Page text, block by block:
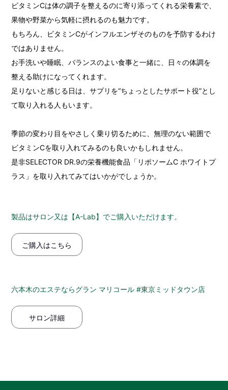
ビタミンCは体の調子を整えるのに寄り添ってくれる栄養素で、
果物や野菜から気軽に摂れるのも魅力です。
もちろん、ビタミンCがインフルエンザそのものを予防するわけ
ではありません。
お手洗いや睡眠、バランスのよい食事と一緒に、日々の体調を
整える助けになってくれます。
足りないと感じる日は、サプリを“ちょっとしたサポート役”とし
て取り入れる人もいます。
季節の変わり目をやさしく乗り切るために、無理のない範囲で
ビタミンCを取り入れてみるのも良いかもしれません。
是非SELECTOR DR.9の栄養機能食品「リポソームC ホワイトプ
ラス」を取り入れてみてはいかがでしょうか。
製品はサロン又は【A-Lab】でご購入いただけます。
ご購入はこちら
六本木のエステならグラン マリコール #東京ミッドタウン店
サロン詳細